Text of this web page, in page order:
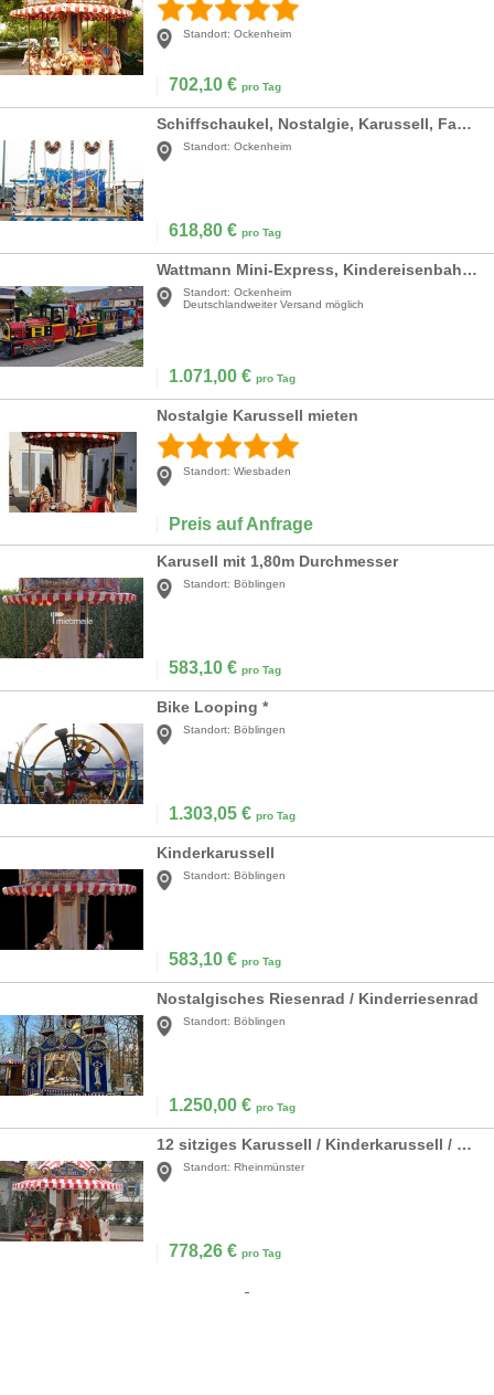
Standort: Ockenheim
702,10 € pro Tag
Schiffschaukel, Nostalgie, Karussell, Fahrgeschäft mieten
Standort: Ockenheim
618,80 € pro Tag
Wattmann Mini-Express, Kindereisenbahn, Elektrobahn
Standort: Ockenheim
Deutschlandweiter Versand möglich
1.071,00 € pro Tag
Nostalgie Karussell mieten
Standort: Wiesbaden
Preis auf Anfrage
Karusell mit 1,80m Durchmesser
Standort: Böblingen
583,10 € pro Tag
Bike Looping *
Standort: Böblingen
1.303,05 € pro Tag
Kinderkarussell
Standort: Böblingen
583,10 € pro Tag
Nostalgisches Riesenrad / Kinderriesenrad
Standort: Böblingen
1.250,00 € pro Tag
12 sitziges Karussell / Kinderkarussell / Nostalgiekarussell
Standort: Rheinmünster
778,26 € pro Tag